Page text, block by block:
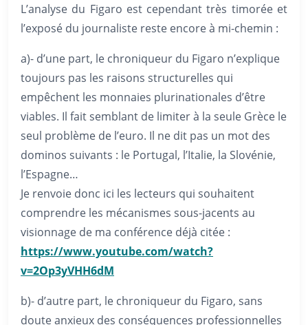
L’analyse du Figaro est cependant très timorée et
l’exposé du journaliste reste encore à mi-chemin :
a)- d’une part, le chroniqueur du Figaro n’explique
toujours pas les raisons structurelles qui
empêchent les monnaies plurinationales d’être
viables. Il fait semblant de limiter à la seule Grèce le
seul problème de l’euro. Il ne dit pas un mot des
dominos suivants : le Portugal, l’Italie, la Slovénie,
l’Espagne…
Je renvoie donc ici les lecteurs qui souhaitent
comprendre les mécanismes sous-jacents au
visionnage de ma conférence déjà citée :
https://www.youtube.com/watch?
v=2Op3yVHH6dM
b)- d’autre part, le chroniqueur du Figaro, sans
doute anxieux des conséquences professionnelles